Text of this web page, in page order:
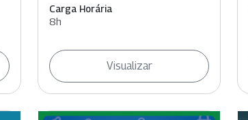
Carga Horária
8h
Visualizar